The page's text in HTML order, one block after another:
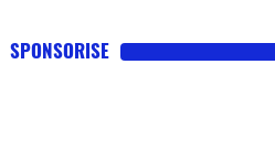
SPONSORISE